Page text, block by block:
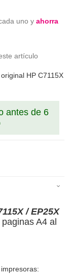
uno y ahorra
artículo
HP C7115X
antes de 6
/ EP25X
A4 al